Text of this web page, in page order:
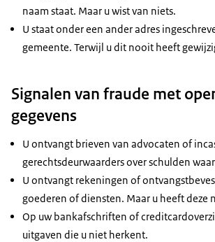
naam staat. Maar u wist van niets.
U staat onder een ander adres
gemeente. Terwijl u dit nooit heeft
Signalen van fraude met
gegevens
U ontvangt brieven van advocaten of
gerechtsdeurwaarders over schulden
U ontvangt rekeningen of
goederen of diensten. Maar u heeft deze
Op uw bankafschriften of
uitgaven die u niet herkent.